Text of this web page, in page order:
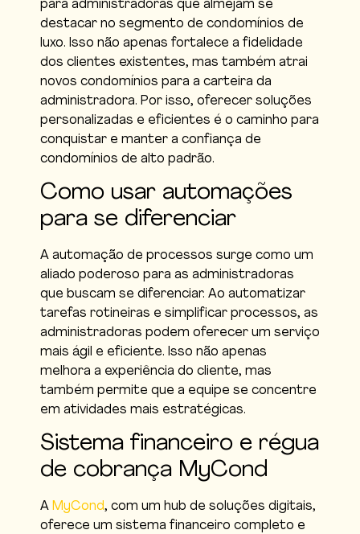
para administradoras que almejam se
destacar no segmento de condomínios de
luxo. Isso não apenas fortalece a fidelidade
dos clientes existentes, mas também atrai
novos condomínios para a carteira da
administradora. Por isso, oferecer soluções
personalizadas e eficientes é o caminho para
conquistar e manter a confiança de
condomínios de alto padrão.
Como usar automações
para se diferenciar
A automação de processos surge como um
aliado poderoso para as administradoras
que buscam se diferenciar. Ao automatizar
tarefas rotineiras e simplificar processos, as
administradoras podem oferecer um serviço
mais ágil e eficiente. Isso não apenas
melhora a experiência do cliente, mas
também permite que a equipe se concentre
em atividades mais estratégicas.
Sistema financeiro e régua
de cobrança MyCond
A MyCond, com um hub de soluções digitais,
oferece um sistema financeiro completo e